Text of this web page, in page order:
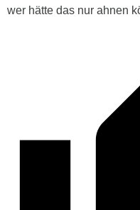
wer hätte das nur ahnen